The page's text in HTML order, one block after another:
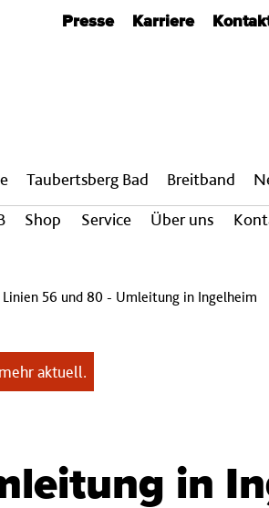
Presse Karriere
Shop Service Über uns
Taubertsberg Bad Breit­band
Linien 56 und 80 - Umleitung in Ingelheim
aktuell.
in